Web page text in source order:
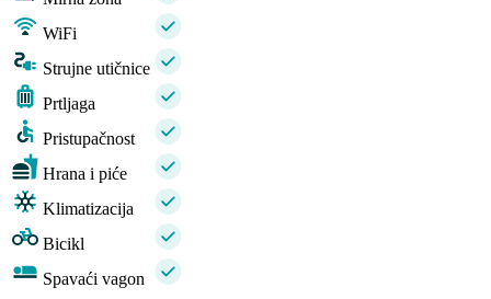
WiFi
Strujne utičnice
Prtljaga
Pristupačnost
Hrana i piće
Klimatizacija
Bicikl
Spavaći vagon